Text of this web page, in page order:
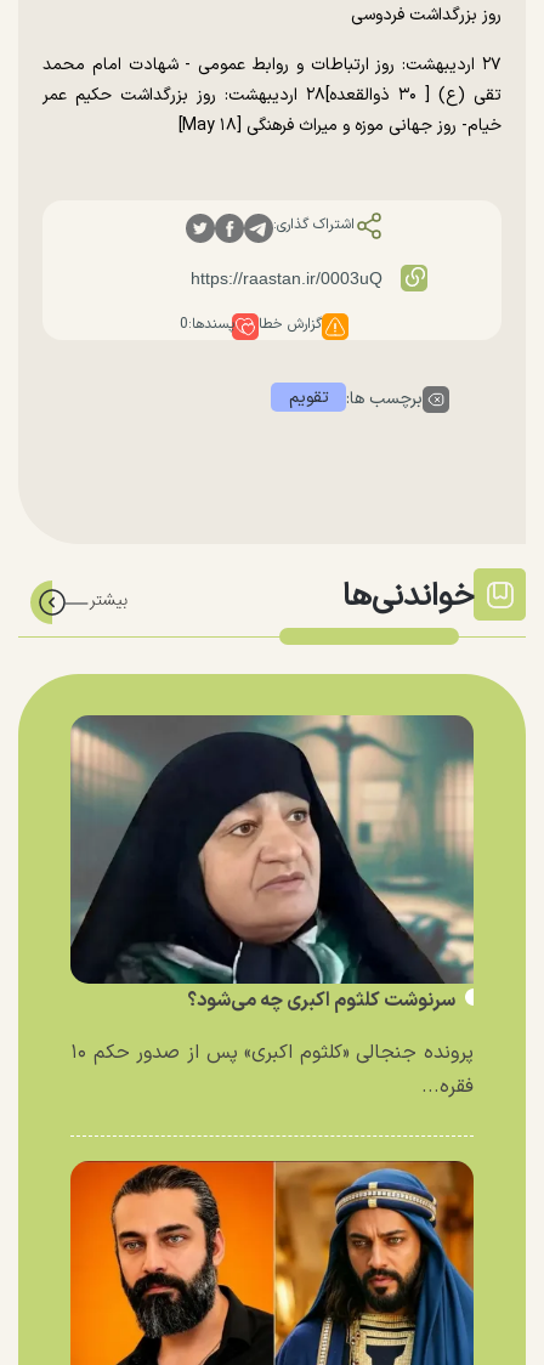
روز بزرگداشت فردوسی
۲۷ اردیبهشت: روز ارتباطات و روابط عمومی - شهادت امام محمد
تقی (ع) [ ۳۰ ذوالقعده]۲۸ اردیبهشت: روز بزرگداشت حکیم عمر
خیام- روز جهانی موزه و میراث فرهنگی [May ۱۸]
اشتراک گذاری:
گزارش خطا پسندها:0
برچسب ها: تقویم
خواندنی‌ها
سرنوشت کلثوم اکبری چه می‌شود؟
پرونده جنجالی «کلثوم اکبری» پس از صدور حکم ۱۰
فقره...